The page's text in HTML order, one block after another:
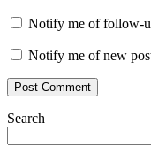
Notify me of follow-
Notify me of new
Search